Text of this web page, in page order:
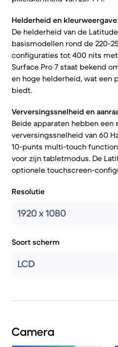
Helderheid en kleurweergave:
De helderheid van de
basismodellen rond de 220-
configuraties tot 400 nits met
Surface Pro 7 staat bekend
en hoge helderheid, wat een
biedt.
Verversingssnelheid en
Beide apparaten hebben een
verversingssnelheid van 60
10-punts multi-touch
voor zijn tabletmodus. De
optionele touchscreen-
Resolutie
1920 x 1080
Soort scherm
LCD
Camera